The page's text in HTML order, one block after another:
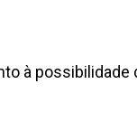
à possibilidade